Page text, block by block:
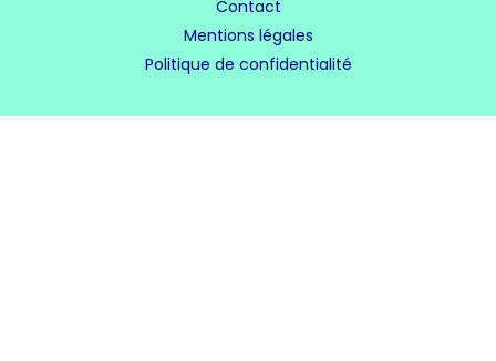
Contact
Mentions légales
Politique de confidentialité